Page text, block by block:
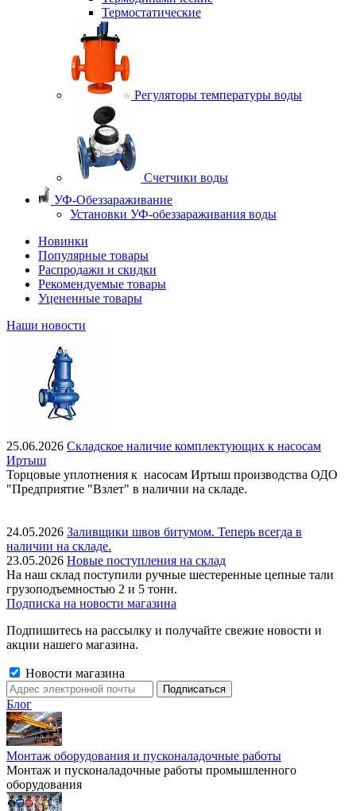
Термостатические
Регуляторы температуры воды
Счетчики воды
УФ-Обеззараживание
Установки УФ-обеззараживания воды
Новинки
Популярные товары
Распродажи и скидки
Рекомендуемые товары
Уцененные товары
Наши новости
25.06.2026 Складское наличие комплектующих к насосам
Иртыш
Торцовые уплотнения к насосам Иртыш производства ОДО
"Предприятие "Взлет" в наличии на складе.
24.05.2026 Заливщики швов битумом. Теперь всегда в
наличии на складе.
23.05.2026 Новые поступления на склад
На наш склад поступили ручные шестеренные цепные тали
грузоподъемностью 2 и 5 тонн.
Подписка на новости магазина
Подпишитесь на рассылку и получайте свежие новости и
акции нашего магазина.
Новости магазина
Блог
Монтаж оборудования и пусконаладочные работы
Монтаж и пусконаладочные работы промышленного
оборудования